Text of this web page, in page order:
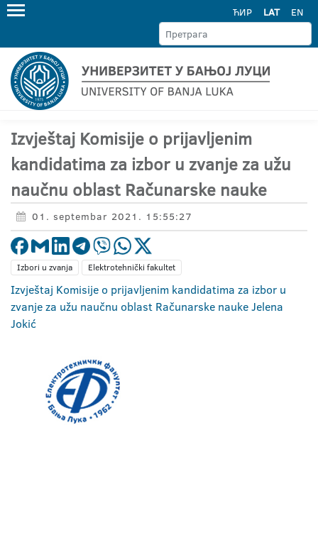
ЋИР LAT EN
Izvještaj Komisije o prijavljenim
kandidatima za izbor u zvanje za užu
naučnu oblast Računarske nauke
01. septembar 2021. 15:55:27
Izbori u zvanja Elektrotehnički fakultet
Izvještaj Komisije o prijavljenim kandidatima za izbor u
zvanje za užu naučnu oblast Računarske nauke Jelena
Jokić